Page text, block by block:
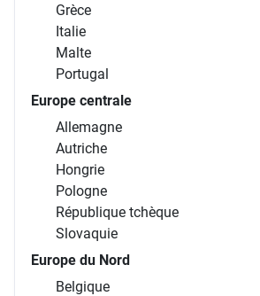
Grèce
Italie
Malte
Portugal
Europe centrale
Allemagne
Autriche
Hongrie
Pologne
République tchèque
Slovaquie
Europe du Nord
Belgique